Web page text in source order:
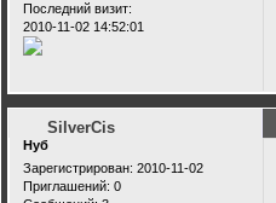
Последний визит:
2010-11-02 14:52:01
SilverCis
Нуб
Зарегистрирован: 2010-11-02
Приглашений: 0